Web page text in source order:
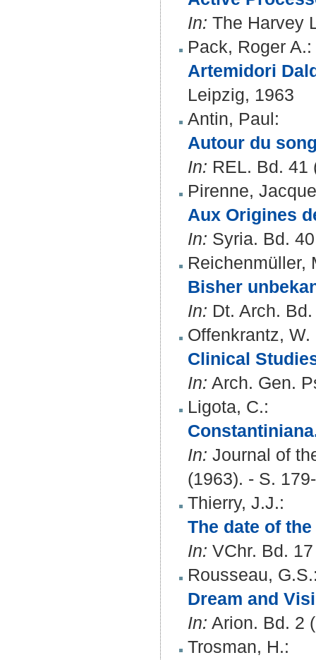
In: The Harvey
Pack, Roger A.:
Artemidori
Leipzig, 1963
Antin, Paul:
Autour du
In: REL. Bd. 41
Pirenne,
Aux Origines
In: Syria. Bd.
Reichenmüller,
Bisher
In: Dt. Arch.
Offenkrantz, W.
Clinical
In: Arch. Gen.
Ligota, C.:
In: Journal of
(1963). - S.
Thierry, J.J.:
The date of
In: VChr. Bd.
Rousseau, G.S.
Dream and
In: Arion. Bd. 2
Trosman, H.: